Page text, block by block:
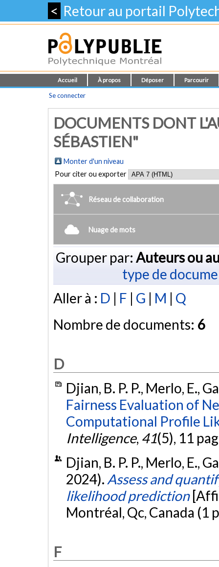
< Retour au portail
Accueil À propos Déposer Parcourir
Se connecter
DOCUMENTS DONT
SÉBASTIEN"
Monter d'un niveau
Pour citer ou exporter
Réseau de collaboration
Nuage de mots
Grouper par: Auteurs ou
type de
Aller à : D | F | G | M | Q
Nombre de documents: 6
D
Djian, B. P. P., Merlo, E.,
Fairness Evaluation of
Computational Profile
Intelligence, 41(5), 11
Djian, B. P. P., Merlo, E.,
2024). Assess and
likelihood prediction
Montréal, Qc, Canada (1
F